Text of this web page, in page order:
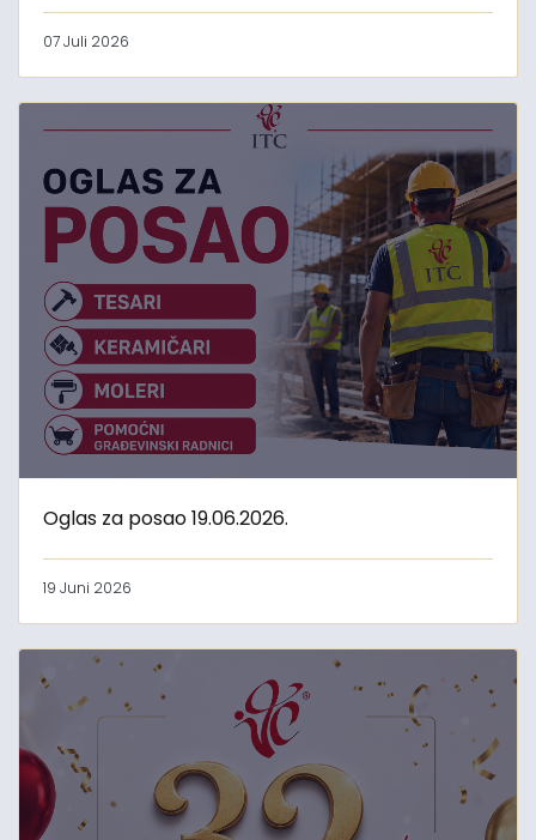
07 Juli 2026
Oglas za posao 19.06.2026.
19 Juni 2026